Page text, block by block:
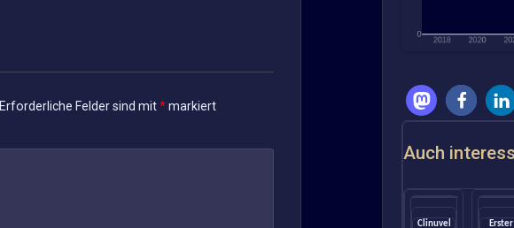
Erforderliche Felder sind mit*markiert
Auch
Clinuvel
Erster